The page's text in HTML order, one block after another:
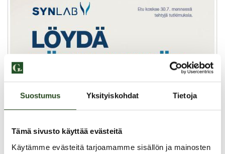
Suostumus Yksityiskohdat Tietoja
Tämä sivusto käyttää evästeitä
Käytämme evästeitä tarjoamamme sisällön ja mainosten